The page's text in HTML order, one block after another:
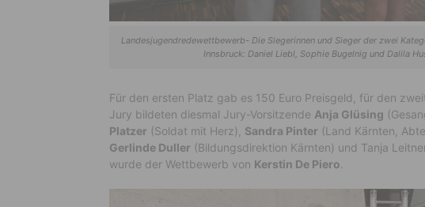
Landesjugendredewettbewerb- Die Siegerinnen und Sieger der zwei
Innsbruck: Daniel Liebl, Sophie Bugelnig und Dalila
Für den ersten Platz gab es 150 Euro Preisgeld, für den
Jury bildeten diesmal Jury-Vorsitzende Anja Glüsing
Platzer (Soldat mit Herz), Sandra Pinter (Land Kärnten,
Gerlinde Duller (Bildungsdirektion Kärnten) und Tanja
wurde der Wettbewerb von Kerstin De Piero.